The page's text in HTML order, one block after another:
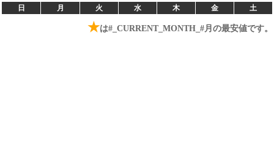
日 月 火 水 木 金 土
★は#_CURRENT_MONTH_#月の最安値です。